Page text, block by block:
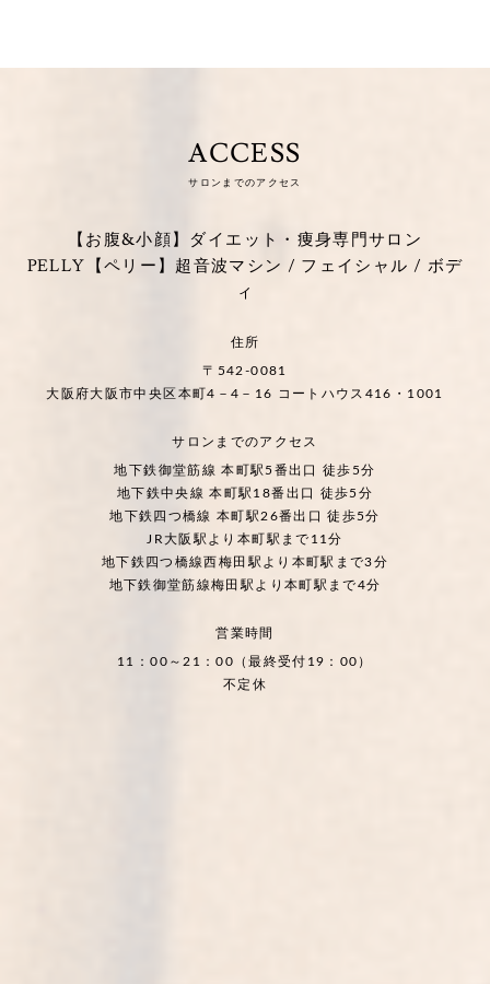
ACCESS
サロンまでのアクセス
【お腹&小顔】ダイエット・痩身専門サロン
PELLY【ペリー】超音波マシン / フェイシャル / ボデ
ィ
住所
〒542-0081
大阪府大阪市中央区本町4－4－16 コートハウス416・1001
サロンまでのアクセス
地下鉄御堂筋線 本町駅5番出口 徒歩5分
地下鉄中央線 本町駅18番出口 徒歩5分
地下鉄四つ橋線 本町駅26番出口 徒歩5分
JR大阪駅より本町駅まで11分
地下鉄四つ橋線西梅田駅より本町駅まで3分
地下鉄御堂筋線梅田駅より本町駅まで4分
営業時間
11：00～21：00（最終受付19：00）
不定休